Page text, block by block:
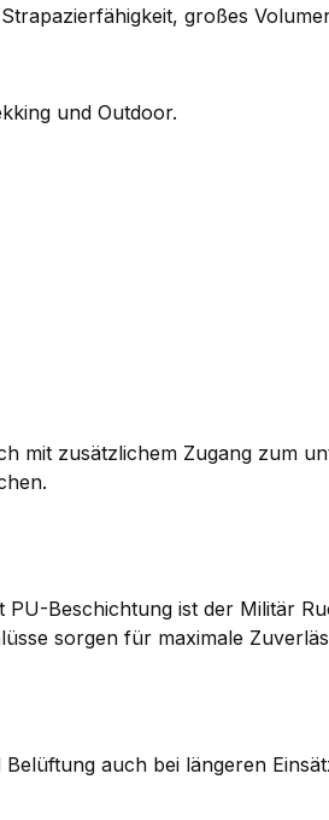
großes
und Outdoor.
mit zusätzlichem Zugang zum
Beschichtung ist der Militär
sorgen für maximale
auch bei längeren